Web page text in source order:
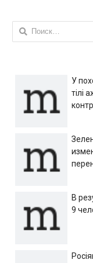
Найти:
У
тілі
В
9